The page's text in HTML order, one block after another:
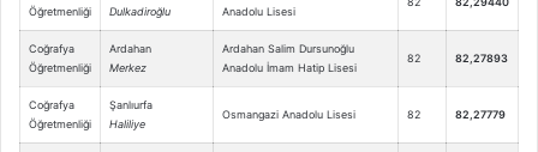
Öğretmenliği Dulkadiroğlu Anadolu Lisesi
Coğrafya
Öğretmenliği
Ardahan
Merkez
Ardahan Salim Dursunoğlu
Anadolu İmam Hatip Lisesi
82 82,27893
Coğrafya
Öğretmenliği
Şanlıurfa
Haliliye
Osmangazi Anadolu Lisesi 82 82,27779